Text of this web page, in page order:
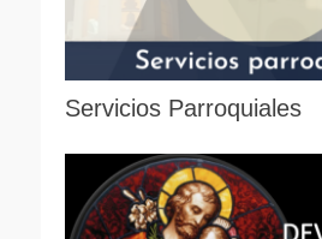
Servicios Parroquiales